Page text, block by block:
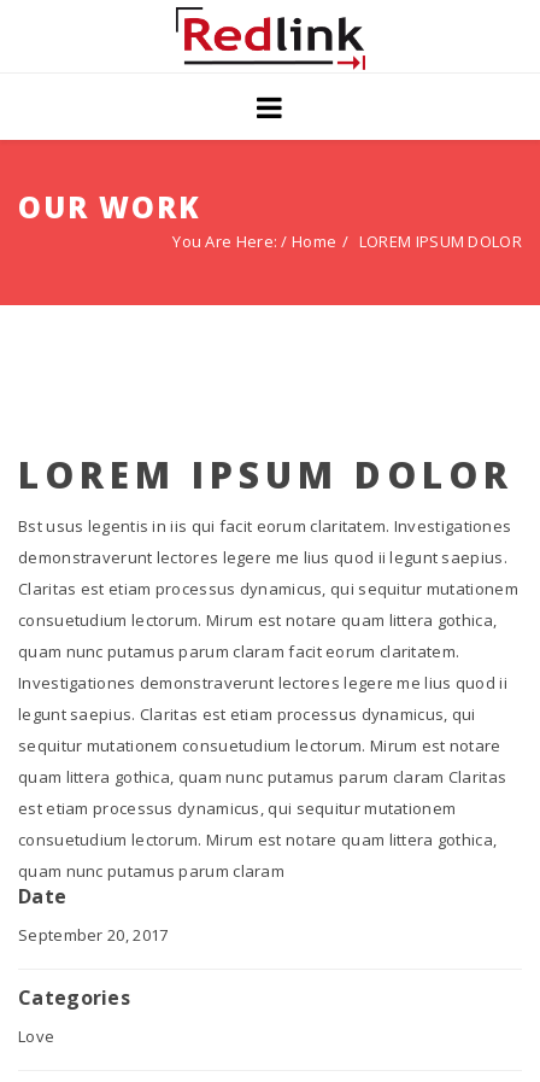
Home
OUR WORK
You Are Here: /Home LOREM IPSUM DOLOR
LOREM IPSUM DOLOR
Bst usus legentis in iis qui facit eorum claritatem. Investigationes
demonstraverunt lectores legere me lius quod ii legunt saepius.
Claritas est etiam processus dynamicus, qui sequitur mutationem
consuetudium lectorum. Mirum est notare quam littera gothica,
quam nunc putamus parum claram facit eorum claritatem.
Investigationes demonstraverunt lectores legere me lius quod ii
legunt saepius. Claritas est etiam processus dynamicus, qui
sequitur mutationem consuetudium lectorum. Mirum est notare
quam littera gothica, quam nunc putamus parum claram Claritas
est etiam processus dynamicus, qui sequitur mutationem
consuetudium lectorum. Mirum est notare quam littera gothica,
quam nunc putamus parum claram
Date
September 20, 2017
Categories
Love